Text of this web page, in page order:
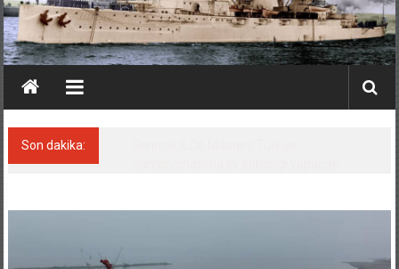
Son dakika: